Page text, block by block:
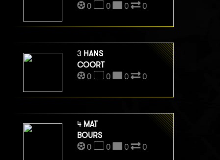
0
0 0 0
3 HANS
COORT
0
0 0 0
4 MAT
BOURS
0
0 0 0